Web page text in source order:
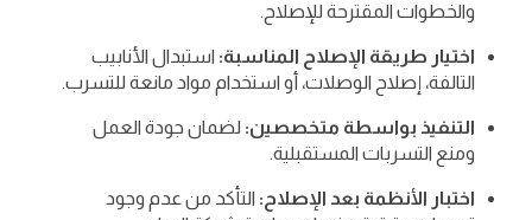
والخطوات المقترحة للإصلاح.
اختيار طريقة الإصلاح المناسبة: استبدال الأنابيب
التالفة، إصلاح الوصلات، أو استخدام مواد مانعة للتسرب.
التنفيذ بواسطة متخصصين: لضمان جودة العمل
ومنع التسربات المستقبلية.
اختبار الأنظمة بعد الإصلاح: التأكد من عدم وجود